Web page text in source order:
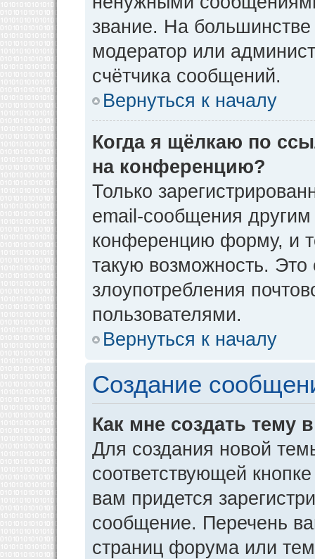
звание. На
модератор или
счётчика сообщений.
Вернуться к началу
Когда я щёлкаю по
на конференцию?
Только
email-сообщения
конференцию форму, и
такую возможность. Это
злоупотребления
пользователями.
Вернуться к началу
Создание
Как мне создать тему
Для создания новой
соответствующей
вам придется
сообщение. Перечень
страниц форума или